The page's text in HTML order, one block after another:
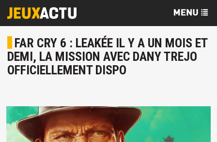
FAR CRY 6 : LEAKÉE IL Y A UN MOIS ET
DEMI, LA MISSION AVEC DANY TREJO
OFFICIELLEMENT DISPO